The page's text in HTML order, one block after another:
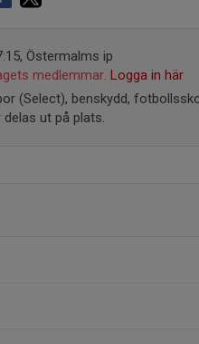
Östermalms ip
medlemmar. Logga in här
(Select), benskydd,
ut på plats.